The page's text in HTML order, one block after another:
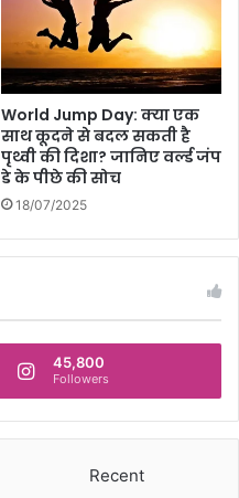
World Jump Day: क्या एक
साथ कूदने से बदल सकती है
पृथ्वी की दिशा? जानिए वर्ल्ड जंप
डे के पीछे की सोच
18/07/2025
45,800
Followers
Recent